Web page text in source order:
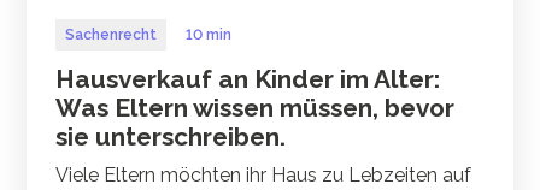
Sachenrecht 10 min
Hausverkauf an Kinder im Alter:
Was Eltern wissen müssen, bevor
sie unterschreiben.
Viele Eltern möchten ihr Haus zu Lebzeiten auf